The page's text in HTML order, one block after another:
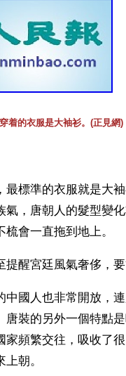
着的衣服是大袖衫。(正見網)
標準的衣服就是大
，唐朝人的髮型變
會一直拖到地上。
醒宮廷風氣奢侈，要
國人也非常開放，
裝的另外一個特點
頻繁交往，吸收了
朝。